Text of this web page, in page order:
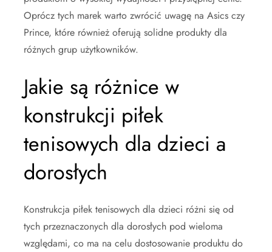
Oprócz tych marek warto zwrócić uwagę na Asics czy
Prince, które również oferują solidne produkty dla
różnych grup użytkowników.
Jakie są różnice w
konstrukcji piłek
tenisowych dla dzieci a
dorosłych
Konstrukcja piłek tenisowych dla dzieci różni się od
tych przeznaczonych dla dorosłych pod wieloma
względami, co ma na celu dostosowanie produktu do